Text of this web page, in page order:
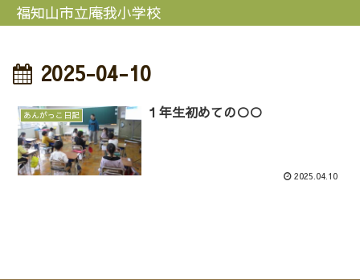
福知山市立庵我小学校
2025-04-10
あんがっこ日記 １年生初めての○○
2025.04.10